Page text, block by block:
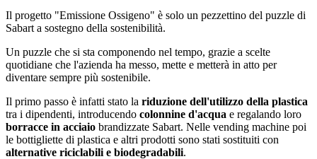
Il progetto "Emissione Ossigeno" è solo un pezzettino del puzzle di
Sabart a sostegno della sostenibilità.
Un puzzle che si sta componendo nel tempo, grazie a scelte
quotidiane che l'azienda ha messo, mette e metterà in atto per
diventare sempre più sostenibile.
Il primo passo è infatti stato la riduzione dell'utilizzo della plastica
tra i dipendenti, introducendo colonnine d'acqua e regalando loro
borracce in acciaio brandizzate Sabart. Nelle vending machine poi
le bottigliette di plastica e altri prodotti sono stati sostituiti con
alternative riciclabili e biodegradabili.